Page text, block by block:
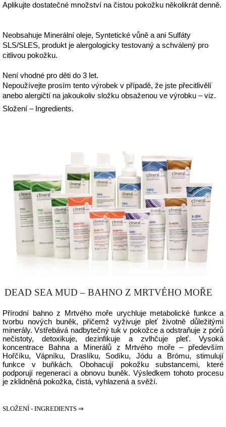
Aplikujte dostatečné množství na čistou pokožku několikrát denně.
Neobsahuje Minerální oleje, Syntetické vůně a ani Sulfáty
SLS/SLES, produkt je alergologicky testovaný a schválený pro
citlivou pokožku.
Není vhodné pro děti do 3 let.
Nepoužívejte prosím tento výrobek v případě, že jste přecitlivělí
anebo alergičtí na jakoukoliv složku obsaženou ve výrobku – viz.
Složení – Ingredients.
DEAD SEA MUD – BAHNO Z MRTVÉHO MOŘE
Přírodní bahno z Mrtvého moře urychluje metabolické funkce a
tvorbu nových buněk, přičemž vyživuje pleť životně důležitými
minerály. Vstřebává nadbytečný tuk v pokožce a odstraňuje z pórů
nečistoty, detoxikuje, dezinfikuje a zvlhčuje pleť. Vysoká
koncentrace Bahna a Minerálů z Mrtvého moře – především
Hořčíku, Vápníku, Draslíku, Sodíku, Jódu a Brómu, stimulují
funkce v buňkách. Obohacují pokožku substancemi, které
podporují regeneraci a obnovu buněk. Výsledkem tohoto procesu
je zklidněná pokožka, čistá, vyhlazená a svěží.
SLOŽENÍ - INGREDIENTS ⇒